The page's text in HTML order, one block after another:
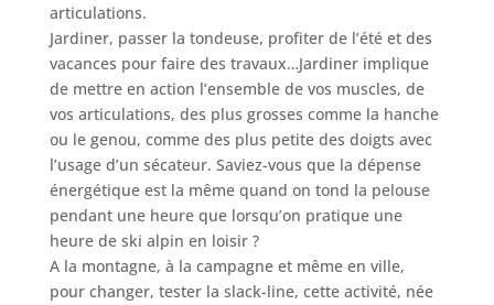
articulations.
Jardiner, passer la tondeuse, profiter de l’été et des
vacances pour faire des travaux…Jardiner implique
de mettre en action l’ensemble de vos muscles, de
vos articulations, des plus grosses comme la hanche
ou le genou, comme des plus petite des doigts avec
l’usage d’un sécateur. Saviez-vous que la dépense
énergétique est la même quand on tond la pelouse
pendant une heure que lorsqu’on pratique une
heure de ski alpin en loisir ?
A la montagne, à la campagne et même en ville,
pour changer, tester la slack-line, cette activité, née